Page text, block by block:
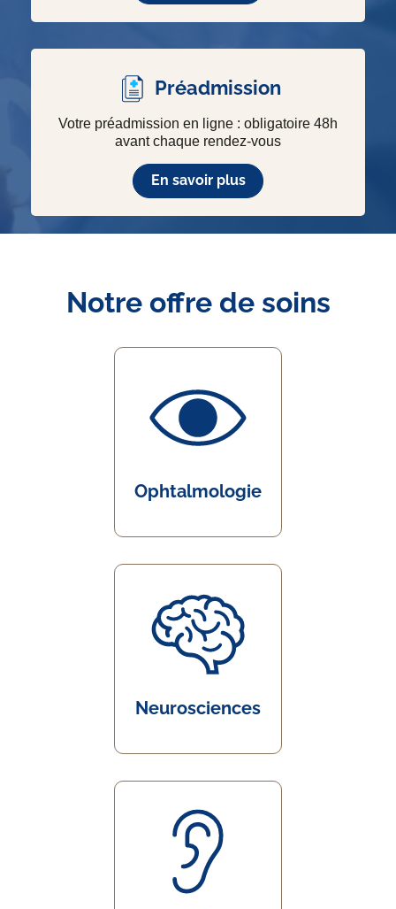
Préadmission
Votre préadmission en ligne : obligatoire 48h
avant chaque rendez-vous
En savoir plus
Notre offre de soins
Ophtalmologie
Neurosciences